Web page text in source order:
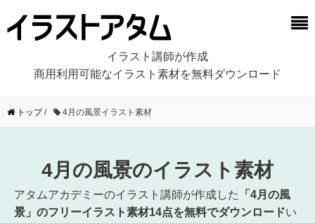
イラスト講師が作成
商用利用可能なイラスト素材を無料ダウンロード
トップ/ 4月の風景イラスト素材
4月の風景のイラスト素材
アタムアカデミーのイラスト講師が作成した
「4月の風
景」のフリーイラスト素材14点を無料でダウンロードい